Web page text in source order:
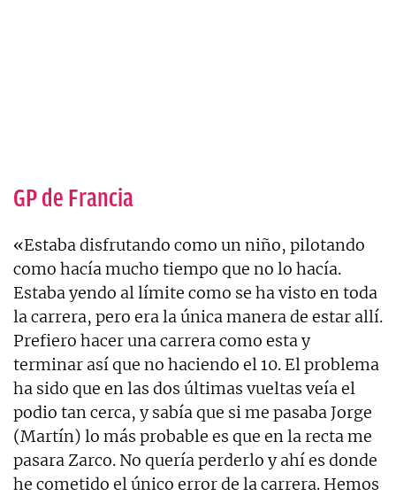
GP de Francia
«Estaba disfrutando como un niño, pilotando
como hacía mucho tiempo que no lo hacía.
Estaba yendo al límite como se ha visto en toda
la carrera, pero era la única manera de estar allí.
Prefiero hacer una carrera como esta y
terminar así que no haciendo el 10. El problema
ha sido que en las dos últimas vueltas veía el
podio tan cerca, y sabía que si me pasaba Jorge
(Martín) lo más probable es que en la recta me
pasara Zarco. No quería perderlo y ahí es donde
he cometido el único error de la carrera. Hemos